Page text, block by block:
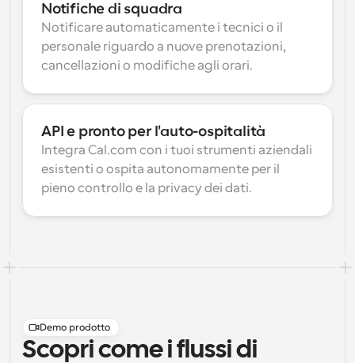
Notifiche di squadra
Notificare automaticamente i tecnici o il
personale riguardo a nuove prenotazioni,
cancellazioni o modifiche agli orari.
API e pronto per l'auto-ospitalità
Integra Cal.com con i tuoi strumenti aziendali
esistenti o ospita autonomamente per il
pieno controllo e la privacy dei dati.
Demo prodotto
Scopri come i flussi di